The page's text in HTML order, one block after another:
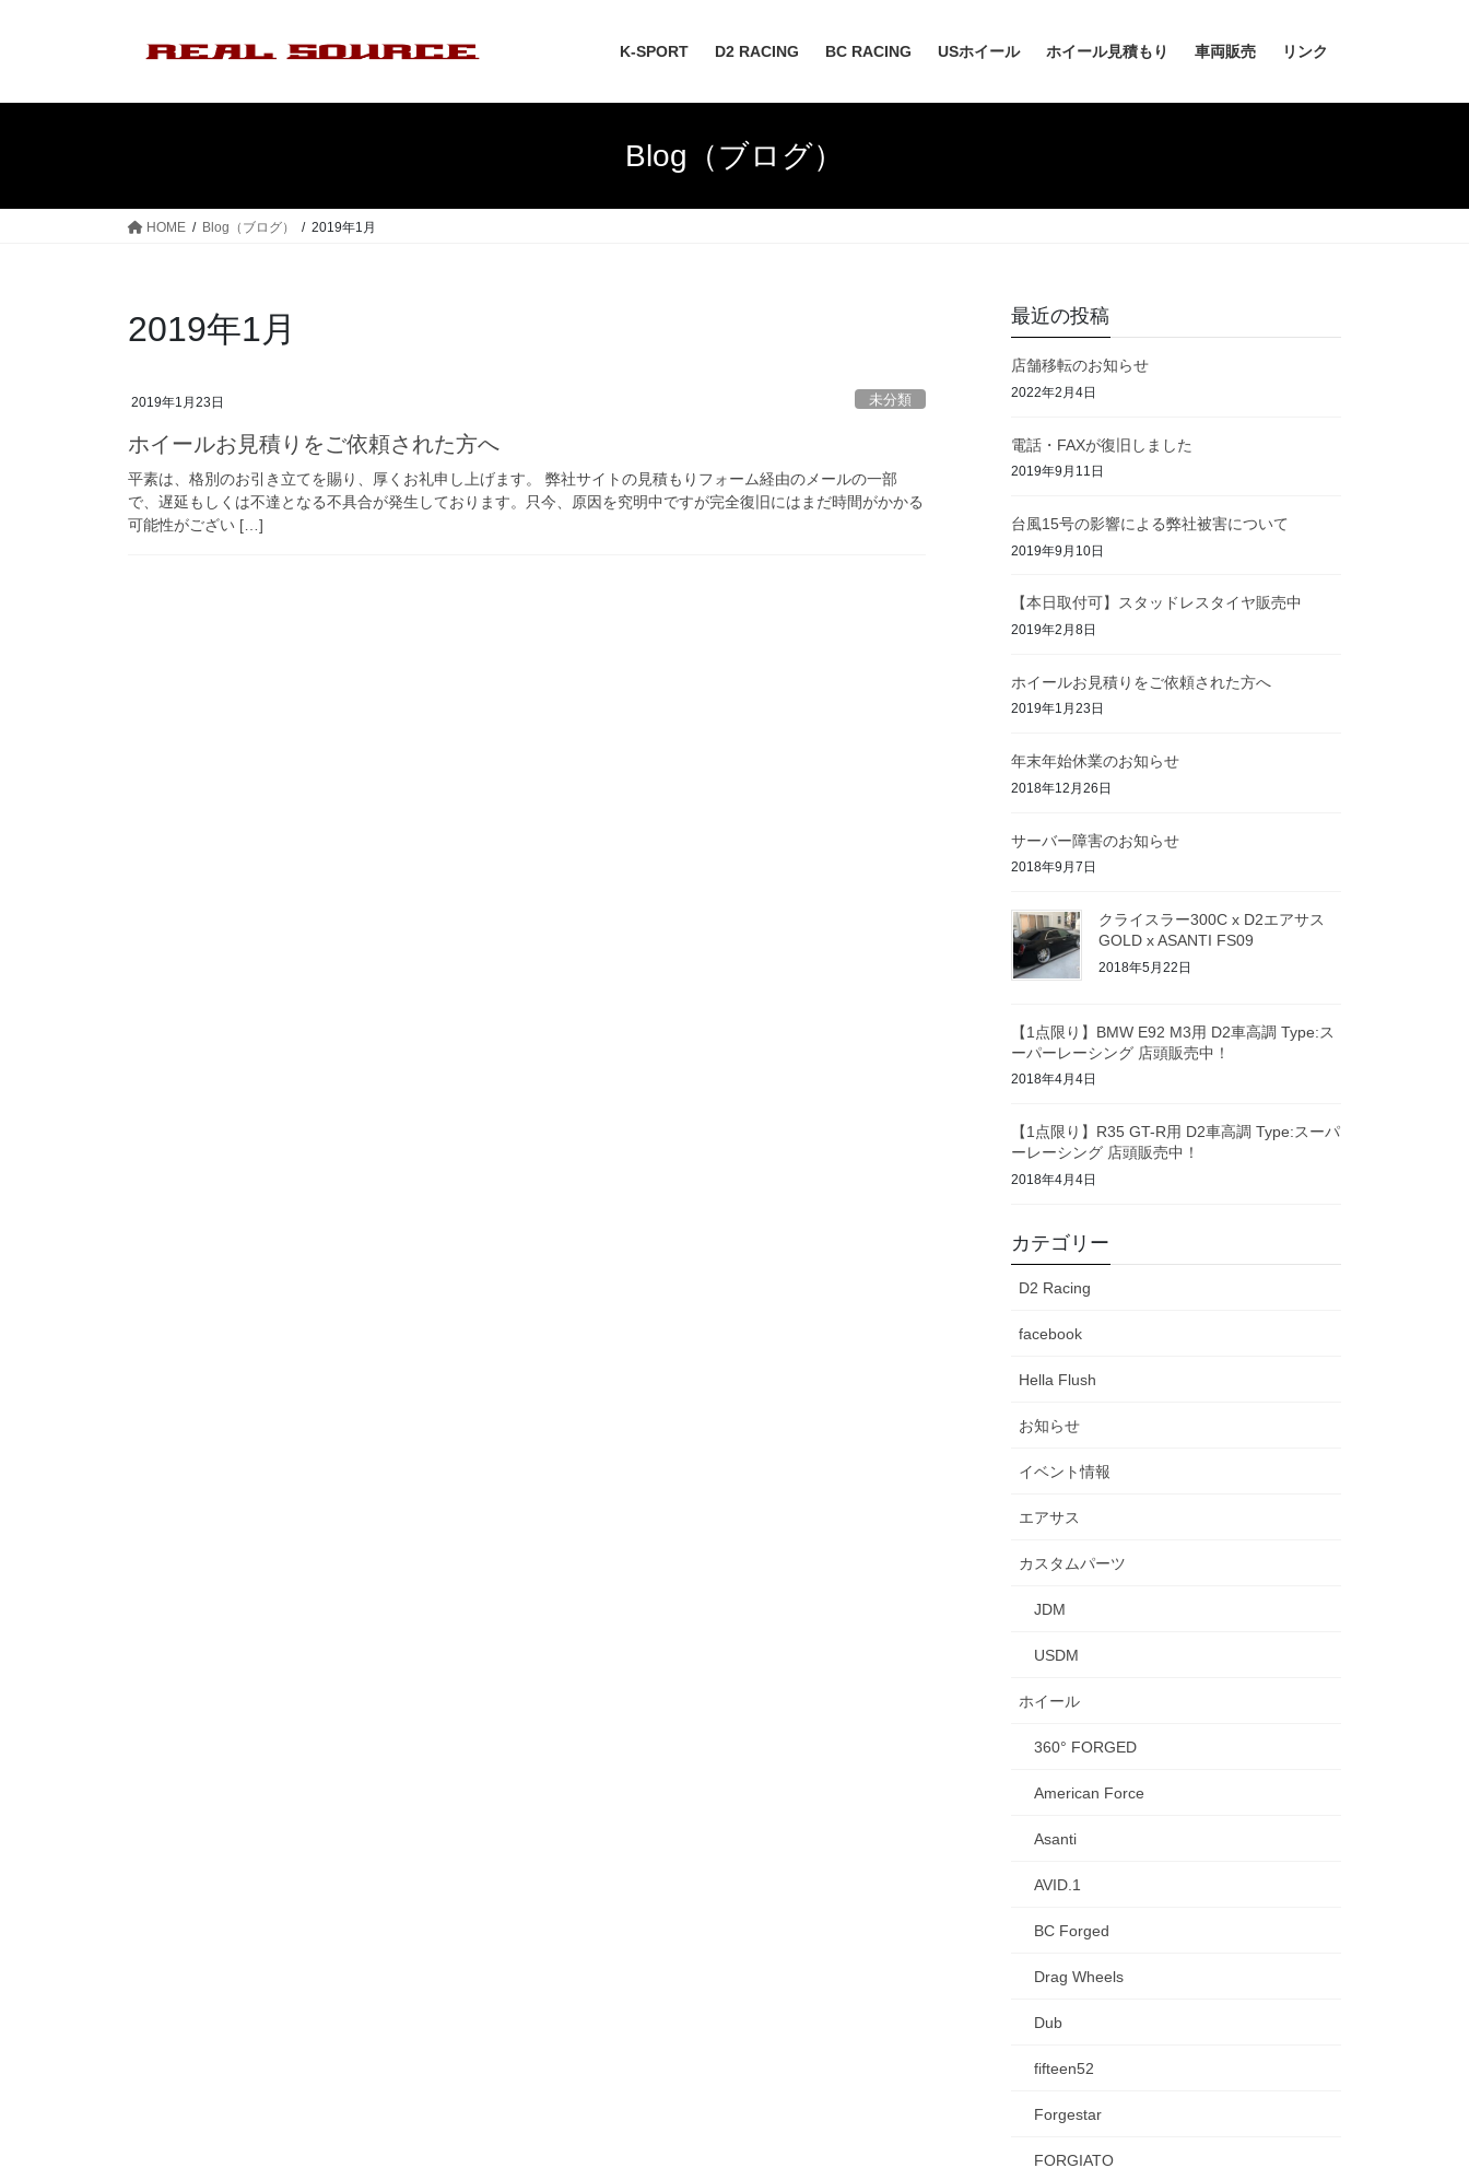
K-SPORT D2 RACING BC RACING USホイール ホイール見積もり 車両販売 リンク
Blog（ブログ）
HOME Blog（ブログ） 2019年1月
2019年1月
2019年1月23日 未分類
ホイールお見積りをご依頼された方へ
平素は、格別のお引き立てを賜り、厚くお礼申し上げます。 弊社サイトの見積もりフォーム経由のメールの一部
で、遅延もしくは不達となる不具合が発生しております。只今、原因を究明中ですが完全復旧にはまだ時間がかかる
可能性がござい […]
最近の投稿
店舗移転のお知らせ
2022年2月4日
電話・FAXが復旧しました
2019年9月11日
台風15号の影響による弊社被害について
2019年9月10日
【本日取付可】スタッドレスタイヤ販売中
2019年2月8日
ホイールお見積りをご依頼された方へ
2019年1月23日
年末年始休業のお知らせ
2018年12月26日
サーバー障害のお知らせ
2018年9月7日
クライスラー300C x D2エアサス
GOLD x ASANTI FS09
2018年5月22日
【1点限り】BMW E92 M3用 D2車高調 Type:ス
ーパーレーシング 店頭販売中！
2018年4月4日
【1点限り】R35 GT-R用 D2車高調 Type:スーパ
ーレーシング 店頭販売中！
2018年4月4日
カテゴリー
D2 Racing
facebook
Hella Flush
お知らせ
イベント情報
エアサス
カスタムパーツ
JDM
USDM
ホイール
360° FORGED
American Force
Asanti
AVID.1
BC Forged
Drag Wheels
Dub
fifteen52
Forgestar
FORGIATO